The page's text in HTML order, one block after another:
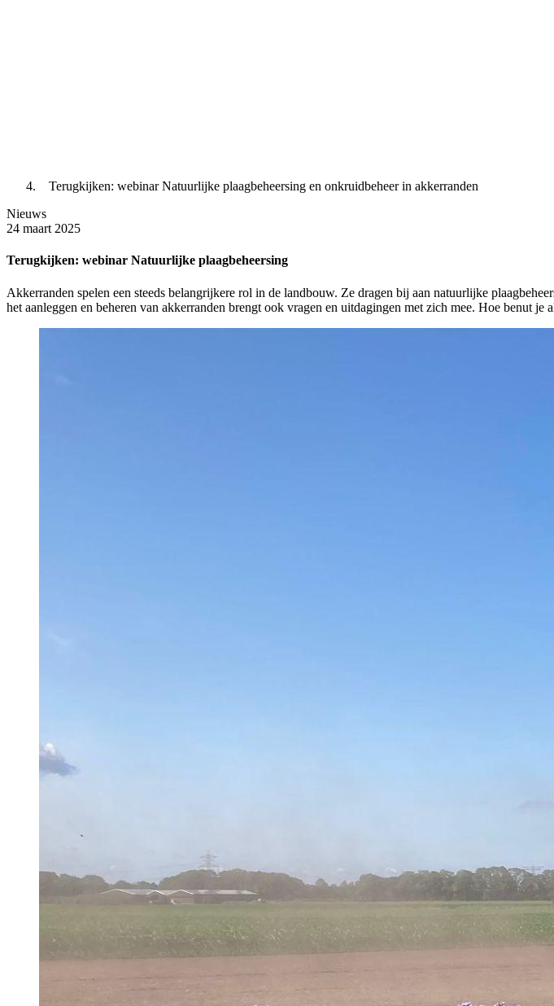
Terugkijken: webinar Natuurlijke plaagbeheersing en onkruidbeheer in akkerranden
Nieuws
24 maart 2025
Terugkijken: webinar Natuurlijke plaagbeheersing
Akkerranden spelen een steeds belangrijkere rol in de landbouw. Ze dragen bij aan natuurlijke
het aanleggen en beheren van akkerranden brengt ook vragen en uitdagingen met zich mee. Hoe benut